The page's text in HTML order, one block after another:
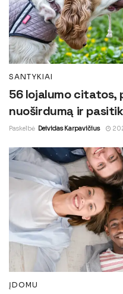
SANTYKIAI
56 lojalumo citatos,
nuoširdumą ir
Paskelbė Deividas Karpavičius
ĮDOMU